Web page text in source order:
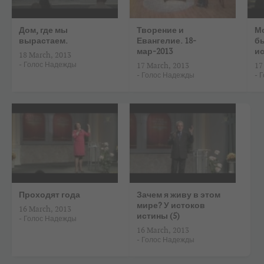
Дом, где мы
вырастаем.
18 March, 2013
- Голос Надежды
Творение и
Евангелие. 18-
мар-2013
17 March, 2013
- Голос Надежды -
Проходят года
16 March, 2013
- Голос Надежды
Зачем я живу в этом
мире? У истоков
истины (5)
16 March, 2013
- Голос Надежды